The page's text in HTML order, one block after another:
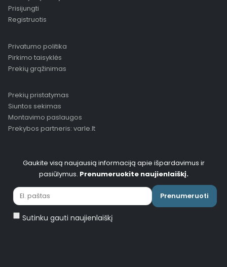
Prisijungti
Registruotis
Privatumo politika
Pirkimo taisyklės
Prekių grąžinimas
Prekių pristatymas
Siuntos sekimas
Montavimo paslaugos
Prekybos partneris: varle.lt
Gaukite visą naujausią informaciją apie išpardavimus ir
pasiūlymus. Prenumeruokite naujienlaiškį.
Prenumeruoti
Sutinku gauti naujienlaiškį